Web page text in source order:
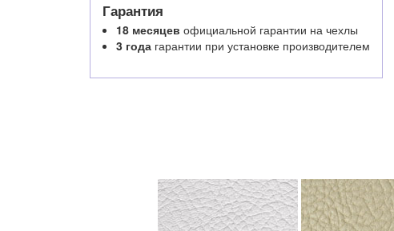
Гарантия
18 месяцев официальной гарантии на чехлы
3 года гарантии при установке производителем